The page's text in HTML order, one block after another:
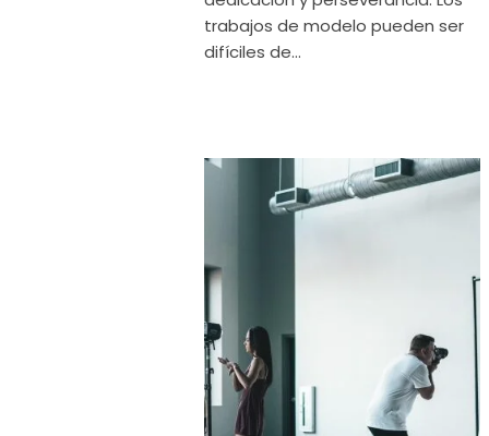
trabajos de modelo pueden ser
difíciles de...